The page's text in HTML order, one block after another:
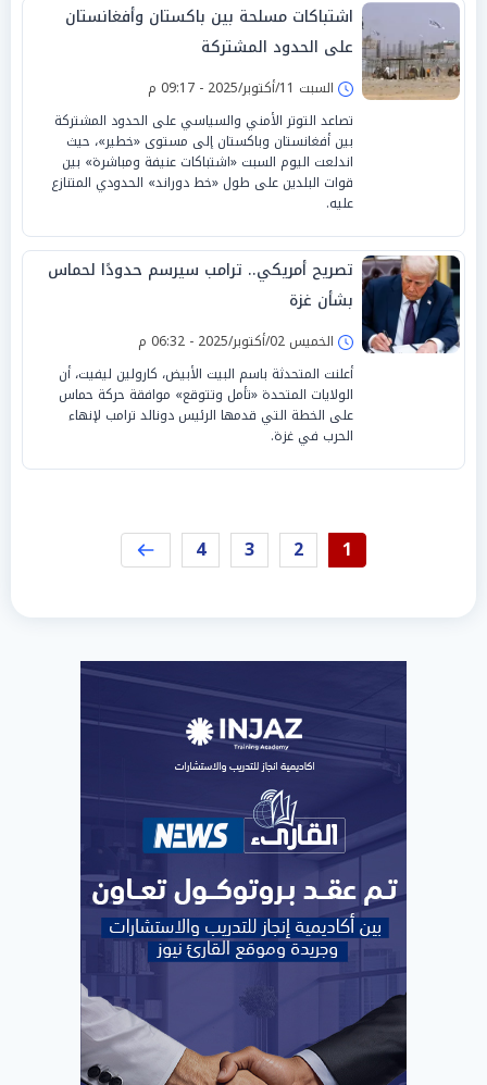
اشتباكات مسلحة بين باكستان وأفغانستان
على الحدود المشتركة
السبت 11/أكتوبر/2025 - 09:17 م
تصاعد التوتر الأمني والسياسي على الحدود المشتركة
بين أفغانستان وباكستان إلى مستوى «خطير»، حيث
اندلعت اليوم السبت «اشتباكات عنيفة ومباشرة» بين
قوات البلدين على طول «خط دوراند» الحدودي المتنازع
عليه.
تصريح أمريكي.. ترامب سيرسم حدودًا لحماس
بشأن غزة
الخميس 02/أكتوبر/2025 - 06:32 م
أعلنت المتحدثة باسم البيت الأبيض، كارولين ليفيت، أن
الولايات المتحدة «تأمل وتتوقع» موافقة حركة حماس
على الخطة التي قدمها الرئيس دونالد ترامب لإنهاء
الحرب في غزة.
1
2
3
4